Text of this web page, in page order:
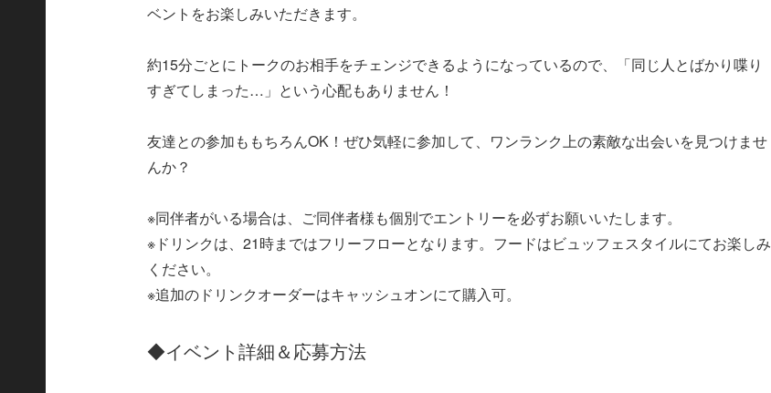
ベントをお楽しみいただきます。
約15分ごとにトークのお相手をチェンジできるようになっているので、「同じ人とばかり喋り
すぎてしまった…」という心配もありません！
友達との参加ももちろんOK！ぜひ気軽に参加して、ワンランク上の素敵な出会いを見つけませ
んか？
※同伴者がいる場合は、ご同伴者様も個別でエントリーを必ずお願いいたします。
※ドリンクは、21時まではフリーフローとなります。フードはビュッフェスタイルにてお楽しみ
ください。
※追加のドリンクオーダーはキャッシュオンにて購入可。
◆イベント詳細＆応募方法